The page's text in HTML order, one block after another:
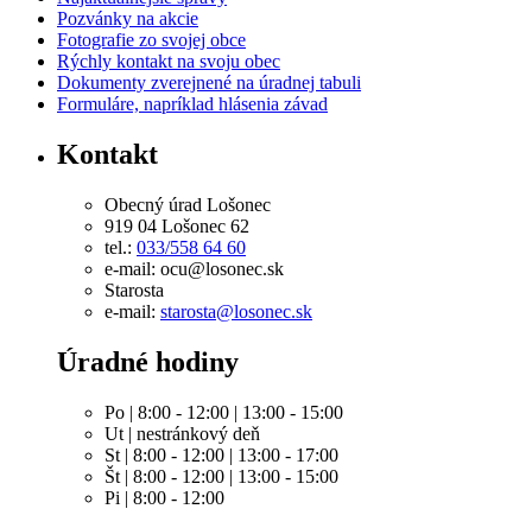
Pozvánky na akcie
Fotografie zo svojej obce
Rýchly kontakt na svoju obec
Dokumenty zverejnené na úradnej tabuli
Formuláre, napríklad hlásenia závad
Kontakt
Obecný úrad Lošonec
919 04 Lošonec 62
tel.: 033/558 64 60
e-mail: ocu@losonec.sk
Starosta
e-mail: starosta@losonec.sk
Úradné hodiny
Po | 8:00 - 12:00 | 13:00 - 15:00
Ut | nestránkový deň
St | 8:00 - 12:00 | 13:00 - 17:00
Št | 8:00 - 12:00 | 13:00 - 15:00
Pi | 8:00 - 12:00